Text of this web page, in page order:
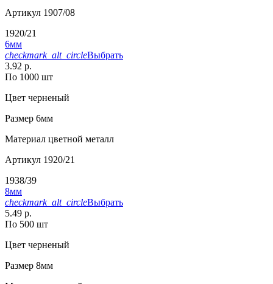
Артикул 1907/08
1920/21
6мм
checkmark_alt_circleВыбрать
3.92 р.
По 1000 шт
Цвет черненый
Размер 6мм
Материал цветной металл
Артикул 1920/21
1938/39
8мм
checkmark_alt_circleВыбрать
5.49 р.
По 500 шт
Цвет черненый
Размер 8мм